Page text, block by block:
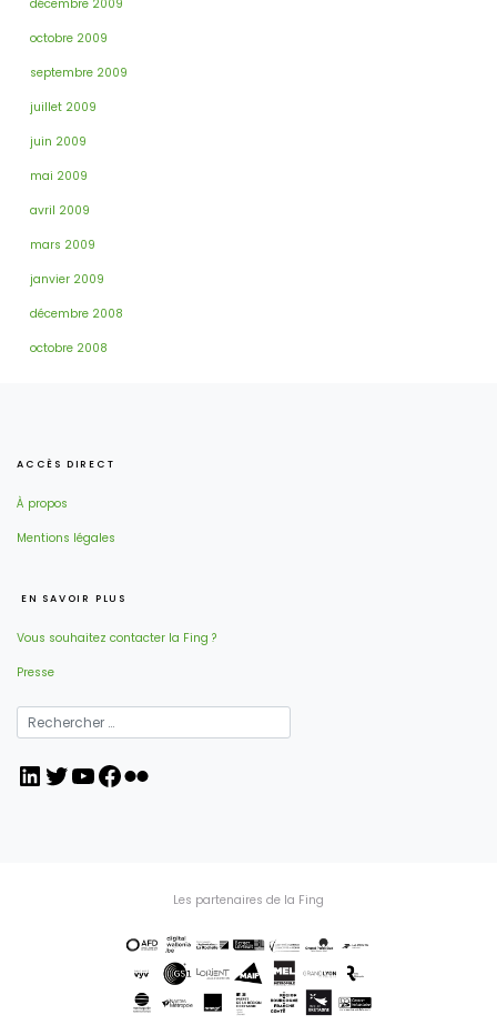
décembre 2009
octobre 2009
septembre 2009
juillet 2009
juin 2009
mai 2009
avril 2009
mars 2009
janvier 2009
décembre 2008
octobre 2008
ACCÈS DIRECT
À propos
Mentions légales
EN SAVOIR PLUS
Vous souhaitez contacter la Fing ?
Presse
LinkedIn
Twitter
YouTube
Facebook
Flickr
Les partenaires de la Fing